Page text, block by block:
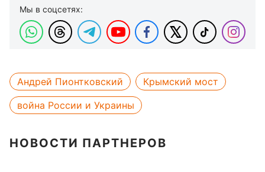
Мы в соцсетях:
Андрей Пионтковский
Крымский мост
война России и Украины
НОВОСТИ ПАРТНЕРОВ